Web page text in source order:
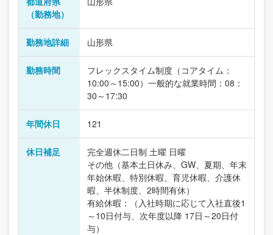
（勤務地）
勤務地詳細 山形県
勤務時間
フレックスタイム制度（コアタイム：
10:00～15:00）一般的な就業時間：08：
30～17:30
年間休日 121
休日補足
完全週休二日制 土曜 日曜
その他（基本土日休み、GW、夏期、年末
年始休暇、特別休暇、育児休暇、介護休
暇、半休制度、2時間有休）
有給休暇：（入社時期に応じて入社直後1
～10日付与、次年度以降 17日～20日付
与）